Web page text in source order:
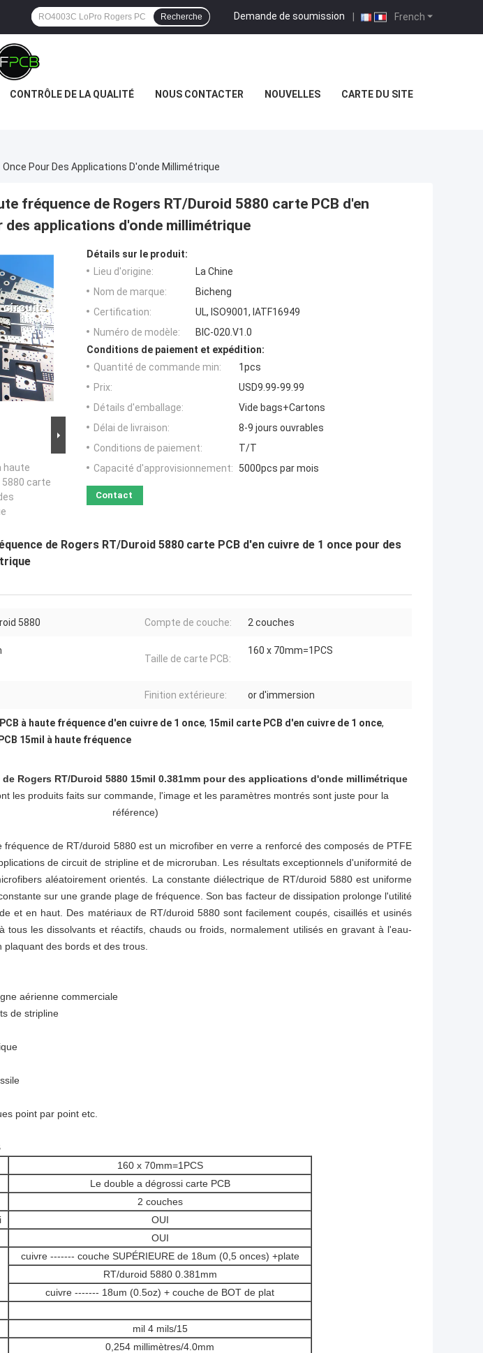
French
Demande de soumission |
Recherche
CONTRÔLE DE LA QUALITÉ NOUS CONTACTER NOUVELLES CARTE DU SITE
Once Pour Des Applications D'onde Millimétrique
fréquence de Rogers RT/Duroid 5880 carte PCB d'en
des applications d'onde millimétrique
haute
5880 carte
Détails sur le produit:
Lieu d'origine:
La Chine
Nom de marque:
Bicheng
Certification:
UL, ISO9001, IATF16949
Numéro de modèle:
BIC-020.V1.0
Conditions de paiement et expédition:
Quantité de commande min:
1pcs
Prix:
USD9.99-99.99
Détails d'emballage:
Vide bags+Cartons
Délai de livraison:
8-9 jours ouvrables
Conditions de paiement:
T/T
Capacité d'approvisionnement:
5000pcs par mois
Contact
de Rogers RT/Duroid 5880 carte PCB d'en cuivre de 1 once pour des
5880 Compte de couche: 2 couches
Taille de carte PCB:
160 x 70mm=1PCS
Finition extérieure: or d'immersion
à haute fréquence d'en cuivre de 1 once, 15mil carte PCB d'en cuivre de 1 once,
15mil à haute fréquence
Rogers RT/Duroid 5880 15mil 0.381mm pour des applications d'onde millimétrique
les produits faits sur commande, l'image et les paramètres montrés sont juste pour la
référence)
fréquence de RT/duroid 5880 est un microfiber en verre a renforcé des composés de PTFE
de circuit de stripline et de microruban. Les résultats exceptionnels d'uniformité de
aléatoirement orientés. La constante diélectrique de RT/duroid 5880 est uniforme
sur une grande plage de fréquence. Son bas facteur de dissipation prolonge l'utilité
et en haut. Des matériaux de RT/duroid 5880 sont facilement coupés, cisaillés et usinés
tous les dissolvants et réactifs, chauds ou froids, normalement utilisés en gravant à l'eau-
des bords et des trous.
aérienne commerciale
de stripline
point par point etc.
160 x 70mm=1PCS
Le double a dégrossi carte PCB
2 couches
OUI
OUI
cuivre ------- couche SUPÉRIEURE de 18um (0,5 onces) +plate
RT/duroid 5880 0.381mm
cuivre ------- 18um (0.5oz) + couche de BOT de plat
mil 4 mils/15
0,254 millimètres/4.0mm